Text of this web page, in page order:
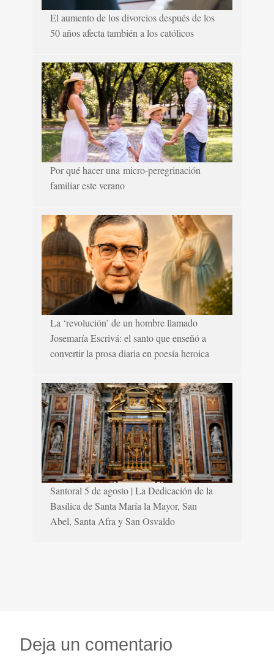
El aumento de los divorcios después de los
50 años afecta también a los católicos
Por qué hacer una micro-peregrinación
familiar este verano
La ‘revolución’ de un hombre llamado
Josemaría Escrivá: el santo que enseñó a
convertir la prosa diaria en poesía heroica
Santoral 5 de agosto | La Dedicación de la
Basílica de Santa María la Mayor, San
Abel, Santa Afra y San Osvaldo
Deja un comentario